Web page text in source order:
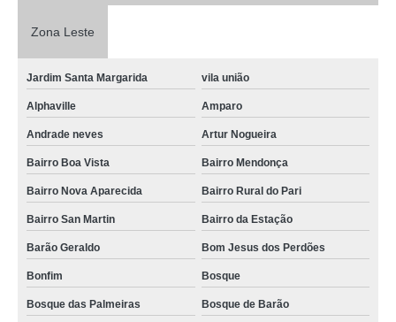
Zona Leste
Jardim Santa Margarida vila união
Alphaville Amparo
Andrade neves Artur Nogueira
Bairro Boa Vista Bairro Mendonça
Bairro Nova Aparecida Bairro Rural do Pari
Bairro San Martin Bairro da Estação
Barão Geraldo Bom Jesus dos Perdões
Bonfim Bosque
Bosque das Palmeiras Bosque de Barão